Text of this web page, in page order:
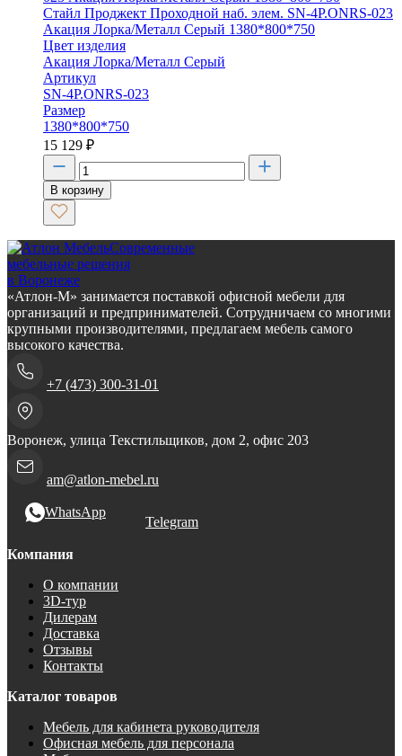
Стайл Проджект Проходной наб. элем. SN-4P.ONRS-023
Акация Лорка/Металл Серый 1380*800*750
Цвет изделия
Акация Лорка/Металл Серый
Артикул
SN-4P.ONRS-023
Размер
1380*800*750
15 129 ₽
В корзину
Современные
мебельные решения
в Воронеже
«Атлон-М» занимается поставкой офисной мебели для
организаций и предпринимателей. Сотрудничаем со многими
крупными производителями, предлагаем мебель самого
высокого качества.
+7 (473) 300-31-01
Воронеж, улица Текстильщиков, дом 2, офис 203
am@atlon-mebel.ru
WhatsApp
Telegram
Компания
О компании
3D-тур
Дилерам
Доставка
Отзывы
Контакты
Каталог товаров
Мебель для кабинета руководителя
Офисная мебель для персонала